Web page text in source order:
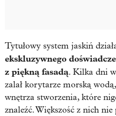
Tytułowy system jaskiń
ekskluzywnego
z piękną fasadą. Kilka dni
zalał korytarze morską
wnętrza stworzenia, które
znaleźć. Większość z nich nie